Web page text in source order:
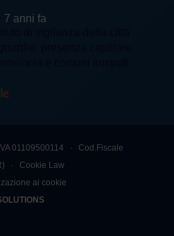
7 anni fa
01109500114 ∙ Cod.Fiscale
∙ Cookie Law
ai cookie